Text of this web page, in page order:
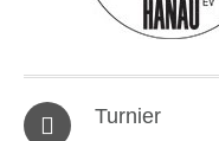
Turnier